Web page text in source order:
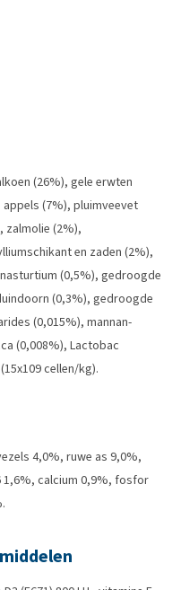
(26%), gele erwten
(7%), pluimveevet
zalmolie (2%),
en zaden (2%),
(0,5%), gedroogde
(0,3%), gedroogde
(0,015%), mannan-
(0,008%), Lactobac
cellen/kg).
4,0%, ruwe as 9,0%,
1,6%, calcium 0,9%, fosfor